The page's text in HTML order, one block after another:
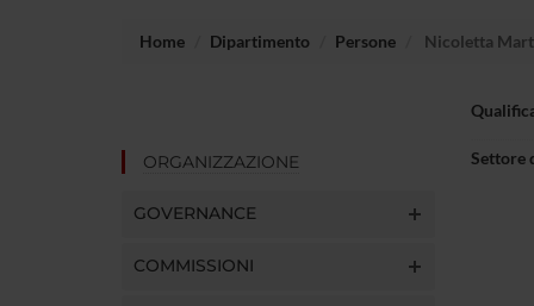
Home Dipartimento Persone Nicoletta
ORGANIZZAZIONE
GOVERNANCE
COMMISSIONI
Settore